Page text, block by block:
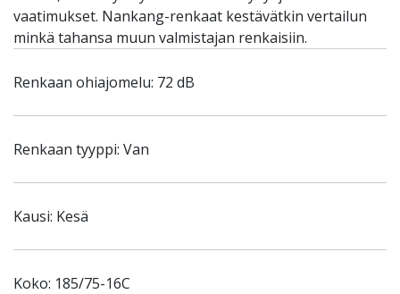
vaatimukset. Nankang-renkaat kestävätkin vertailun
minkä tahansa muun valmistajan renkaisiin.
Renkaan ohiajomelu: 72 dB
Renkaan tyyppi: Van
Kausi: Kesä
Koko: 185/75-16C